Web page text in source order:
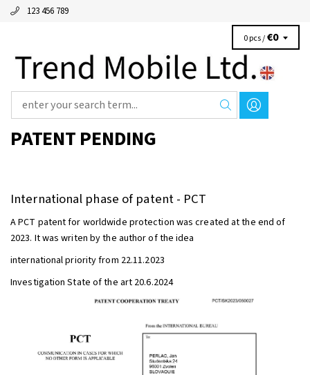
123 456 789
0 pcs /€0
PATENT PENDING
International phase of patent - PCT
A PCT patent for worldwide protection was created at the end of
2023. It was writen by the author of the idea
international priority from 22.11.2023
Investigation State of the art 20.6.2024